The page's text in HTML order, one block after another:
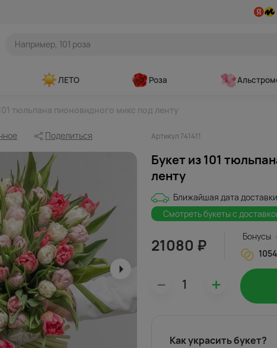
ЛЕТО Роза
тюльпана пионовидного микс под ленту
Поделиться Артикул 741411
Букет из 101
ленту
Ближайшая дата
Смотреть букеты с
21080 ₽
Бонусы
1054
– +
Как украсить букет?